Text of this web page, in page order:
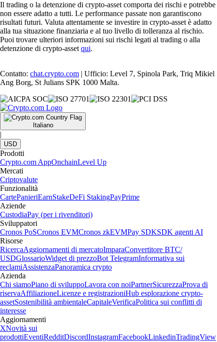
Il trading o la detenzione di crypto-asset comporta dei rischi e potrebbe
non essere adatto a tutti. Le performance passate non garantiscono
risultati futuri. Valuta attentamente se investire in crypto-asset è adatto
alla tua situazione finanziaria e al tuo livello di tolleranza al rischio.
Puoi trovare ulteriori informazioni sui rischi legati al trading o alla
detenzione di crypto-asset qui.
Contatto: chat.crypto.com | Ufficio: Level 7, Spinola Park, Triq Mikiel
Ang Borg, St Julians SPK 1000 Malta.
Italiano
|
USD
Prodotti
Crypto.com AppOnchainLevel Up
Mercati
Criptovalute
Funzionalità
CartePanieriEarnStakeDeFi StakingPayPrime
Aziende
CustodiaPay (per i rivenditori)
Sviluppatori
Cronos PoSCronos EVMCronos zkEVMPay SDKSDK agenti AI
Risorse
RicercaAggiornamenti di mercatoImparaConvertitore BTC/
USDGlossarioWidget di prezzoBot TelegramInformativa sui
reclamiAssistenzaPanoramica crypto
Azienda
Chi siamoPiano di sviluppoLavora con noiPartnerSicurezzaProva di
riservaAffiliazioneLicenze e registrazioniHub esplorazione crypto-
assetSostenibilità ambientaleCapitaleVerificaPolitica sui conflitti di
interesse
Aggiornamenti
XNovità sui
prodottiEventiRedditDiscordInstagramFacebookLinkedinTradingView